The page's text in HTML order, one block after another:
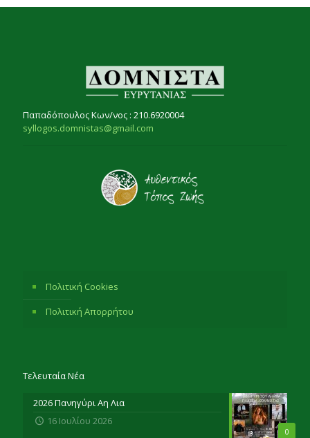
Παπαδόπουλος Κων/νος : 210.6920004
syllogos.domnistas@gmail.com
Πολιτική Cookies
Πολιτική Απορρήτου
Τελευταία Νέα
0
2026 Πανηγύρι Αη Λια
16 Ιουλίου 2026